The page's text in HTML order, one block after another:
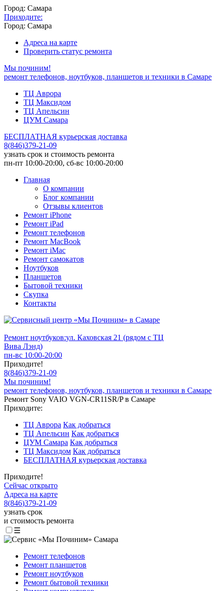
Город: Самара
Приходите:
Город: Самара
Адреса на карте
Проверить статус ремонта
Мы починим!
ремонт телефонов, ноутбуков, планшетов и техники в Самаре
ТЦ Аврора
ТЦ Максидом
ТЦ Апельсин
ЦУМ Самара
БЕСПЛАТНАЯ курьерская доставка
8(846)379-21-09
узнать срок и стоимость ремонта
пн-пт 10:00-20:00, сб-вс 10:00-20:00
Главная
О компании
Блог компании
Отзывы клиентов
Ремонт iPhone
Ремонт iPad
Ремонт телефонов
Ремонт MacBook
Ремонт iMac
Ремонт самокатов
Ноутбуков
Планшетов
Бытовой техники
Скупка
Контакты
Ремонт ноутбуков:ул. Каховская 21 (рядом с ТЦ
Вива Лэнд)
пн-вс 10:00-20:00
Приходите!
8(846)379-21-09
Мы починим!
ремонт телефонов, ноутбуков, планшетов и техники в Самаре
Ремонт Sony VAIO VGN-CR11SR/P в Самаре
Приходите:
ТЦ Аврора Как добраться
ТЦ Апельсин Как добраться
ЦУМ Самара Как добраться
ТЦ Максидом Как добраться
БЕСПЛАТНАЯ курьерская доставка
Приходите!
Сейчас открыто
Адреса на карте
8(846)379-21-09
узнать срок
и стоимость ремонта
☰
Ремонт телефонов
Ремонт планшетов
Ремонт ноутбуков
Ремонт бытовой техники